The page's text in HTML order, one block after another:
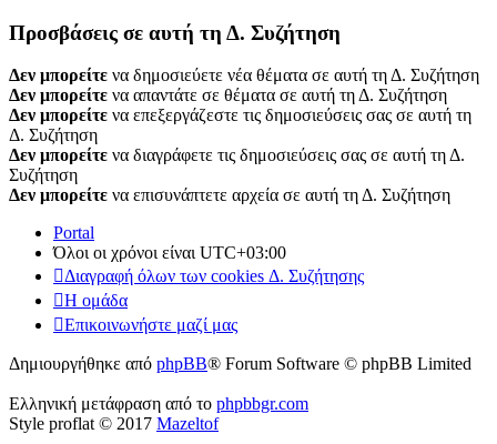
Προσβάσεις σε αυτή τη Δ. Συζήτηση
Δεν μπορείτε να δημοσιεύετε νέα θέματα σε αυτή τη Δ. Συζήτηση
Δεν μπορείτε να απαντάτε σε θέματα σε αυτή τη Δ. Συζήτηση
Δεν μπορείτε να επεξεργάζεστε τις δημοσιεύσεις σας σε αυτή τη
Δ. Συζήτηση
Δεν μπορείτε να διαγράφετε τις δημοσιεύσεις σας σε αυτή τη Δ.
Συζήτηση
Δεν μπορείτε να επισυνάπτετε αρχεία σε αυτή τη Δ. Συζήτηση
Portal
Όλοι οι χρόνοι είναι UTC+03:00
Διαγραφή όλων των cookies Δ. Συζήτησης
Η ομάδα
Επικοινωνήστε μαζί μας
Δημιουργήθηκε από phpBB® Forum Software © phpBB Limited
Ελληνική μετάφραση από το phpbbgr.com
Style proflat © 2017 Mazeltof